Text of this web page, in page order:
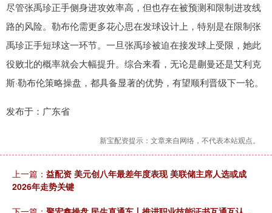
尽管张禹珍正手侧身进攻效率高，但也存在被预测和限制进攻线
路的风险。勒布伦需更多花心思在发球设计上，特别是在限制张
禹珍正手短球这一环节。一旦张禹珍被迫在接发球上受限，她此
役败北的概率就会大幅提升。综合来看，无论是蒯曼还是艾利克
斯·勒布伦策略操盘，都具备显著的优势，有望顺利晋级下一轮。
发布于：广东省
新宝配资提示：文章来自网络，不代表本站观点。
上一篇： 益配资 美元创八年最差年度表现 美联储主席人选或成
2026年走势关键